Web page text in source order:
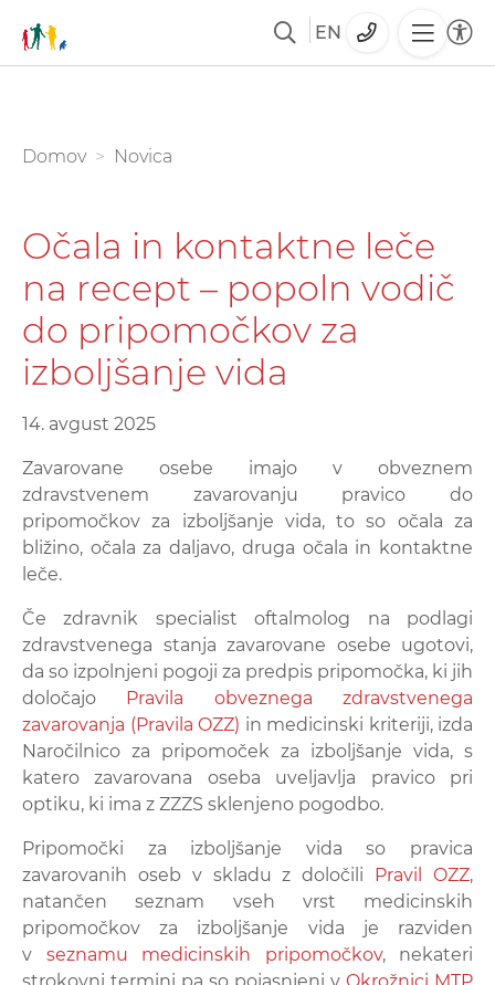
glavno
EN
You are here:
Domov Novica
Očala in kontaktne leče
na recept – popoln vodič
do pripomočkov za
izboljšanje vida
14. avgust 2025
Zavarovane osebe imajo v obveznem
zdravstvenem zavarovanju pravico do
pripomočkov za izboljšanje vida, to so očala za
bližino, očala za daljavo, druga očala in kontaktne
leče.
Če zdravnik specialist oftalmolog na podlagi
zdravstvenega stanja zavarovane osebe ugotovi,
da so izpolnjeni pogoji za predpis pripomočka, ki jih
določajo Pravila obveznega zdravstvenega
zavarovanja (Pravila OZZ) in medicinski kriteriji, izda
Naročilnico za pripomoček za izboljšanje vida, s
katero zavarovana oseba uveljavlja pravico pri
optiku, ki ima z ZZZS sklenjeno pogodbo.
Pripomočki za izboljšanje vida so pravica
zavarovanih oseb v skladu z določili Pravil OZZ,
natančen seznam vseh vrst medicinskih
pripomočkov za izboljšanje vida je razviden
v seznamu medicinskih pripomočkov, nekateri